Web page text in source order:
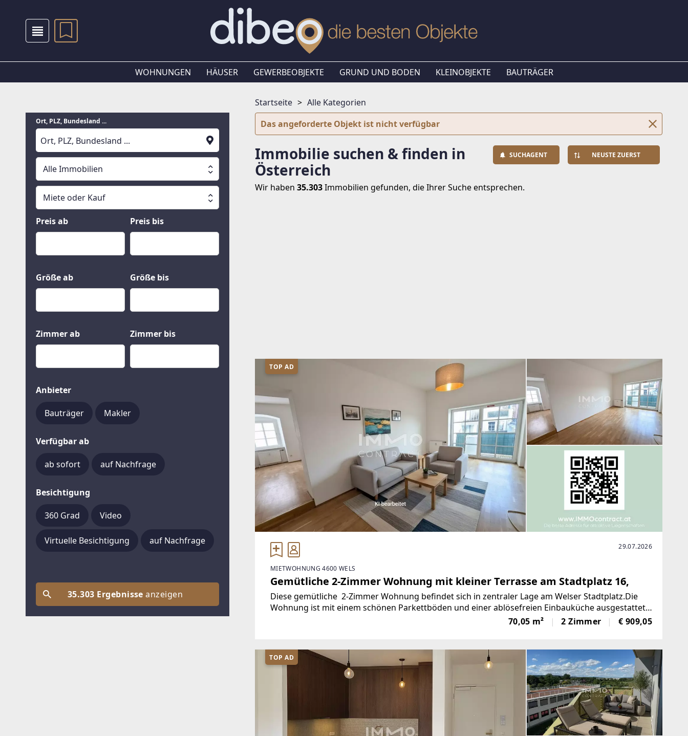
WOHNUNGEN HÄUSER GEWERBEOBJEKTE GRUND UND BODEN KLEINOBJEKTE BAUTRÄGER
Ort, PLZ, Bundesland ...
Suche läuft
Alle Immobilien
Alle Immobilien
Häuser
Grund und Boden
Miete oder Kauf
Miete oder Kauf
Kauf
Preis ab Preis bis
Größe ab Größe bis
Zimmer ab Zimmer bis
Anbieter
Bauträger Makler
Verfügbar ab
ab sofort auf Nachfrage
Besichtigung
360 Grad Video
Virtuelle Besichtigung auf Nachfrage
35.303 Ergebnisseanzeigen
Startseite
Alle Kategorien
Das angeforderte Objekt ist nicht verfügbar
Immobilie suchen & finden in
Österreich
SUCHAGENT NEUSTE ZUERST
Wir haben 35.303Immobilien gefunden, die Ihrer Suche entsprechen.
TOP AD
29.07.2026
MIETWOHNUNG 4600 WELS
Gemütliche 2-Zimmer Wohnung mit kleiner Terrasse am Stadtplatz 16,
Diese gemütliche 2-Zimmer Wohnung befindet sich in zentraler Lage am Welser Stadtplatz.Die
Wohnung ist mit einem schönen Parkettböden und einer ablösefreien Einbauküche ausgestattet.
70,05 m² 2 Zimmer € 909,05
TOP AD